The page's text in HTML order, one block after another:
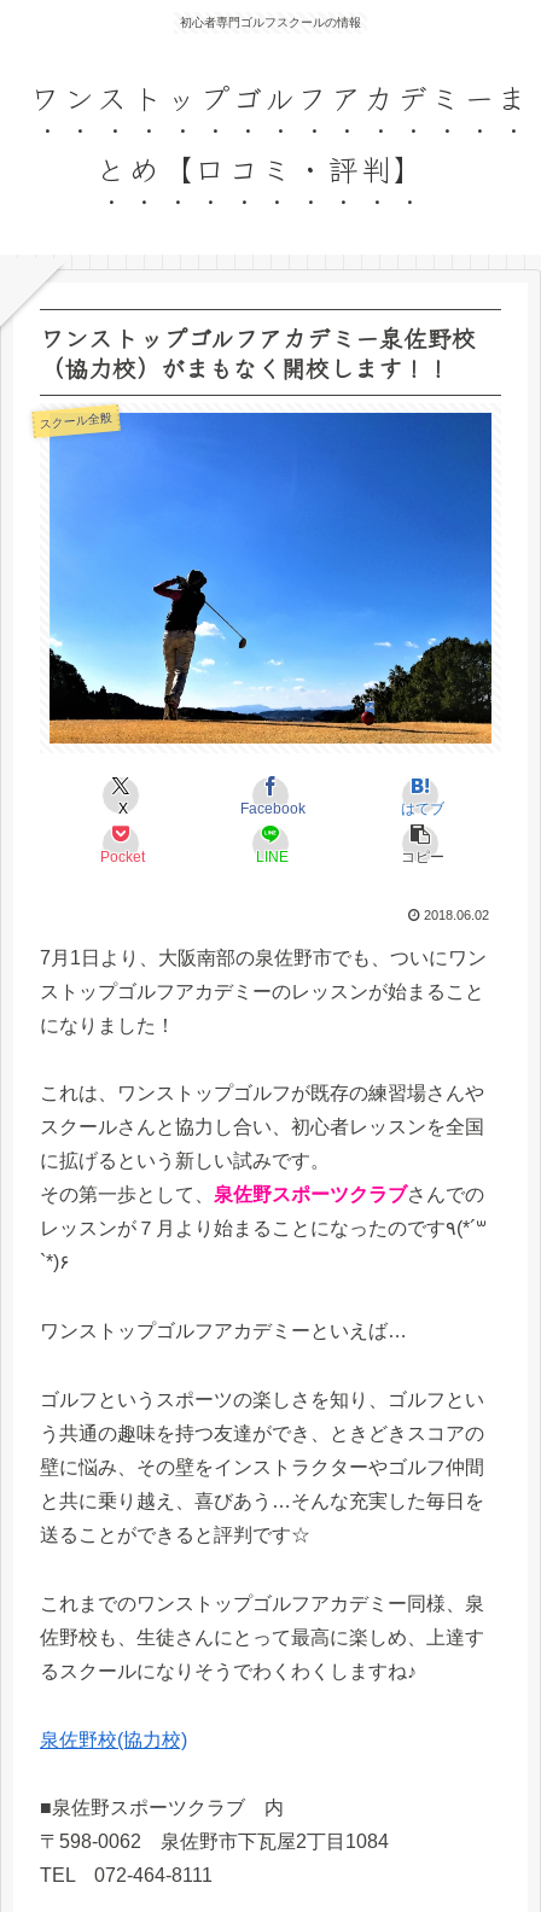
初心者専門ゴルフスクールの情報
ワンストップゴルフアカデミーま
とめ【口コミ・評判】
ワンストップゴルフアカデミー泉佐野校
（協力校）がまもなく開校します！！
スクール全般
X Facebook はてブ
Pocket LINE コピー
2018.06.02
7月1日より、大阪南部の泉佐野市でも、ついにワン
ストップゴルフアカデミーのレッスンが始まること
になりました！
これは、ワンストップゴルフが既存の練習場さんや
スクールさんと協力し合い、初心者レッスンを全国
に拡げるという新しい試みです。
その第一歩として、 泉佐野スポーツクラブさんでの
レッスンが７月より始まることになったのです٩(*´꒳
`*)۶
ワンストップゴルフアカデミーといえば…
ゴルフというスポーツの楽しさを知り、ゴルフとい
う共通の趣味を持つ友達ができ、ときどきスコアの
壁に悩み、その壁をインストラクターやゴルフ仲間
と共に乗り越え、喜びあう…そんな充実した毎日を
送ることができると評判です☆
これまでのワンストップゴルフアカデミー同様、泉
佐野校も、生徒さんにとって最高に楽しめ、上達す
るスクールになりそうでわくわくしますね♪
泉佐野校(協力校)
■泉佐野スポーツクラブ 内
〒598-0062 泉佐野市下瓦屋2丁目1084
TEL 072-464-8111